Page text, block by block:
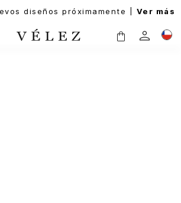
diseños próximamente | Ver más